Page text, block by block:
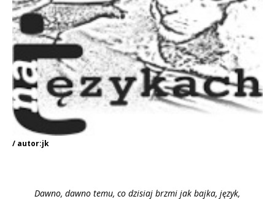
/ autor:jk
Dawno, dawno temu, co dzisiaj brzmi jak bajka, język,